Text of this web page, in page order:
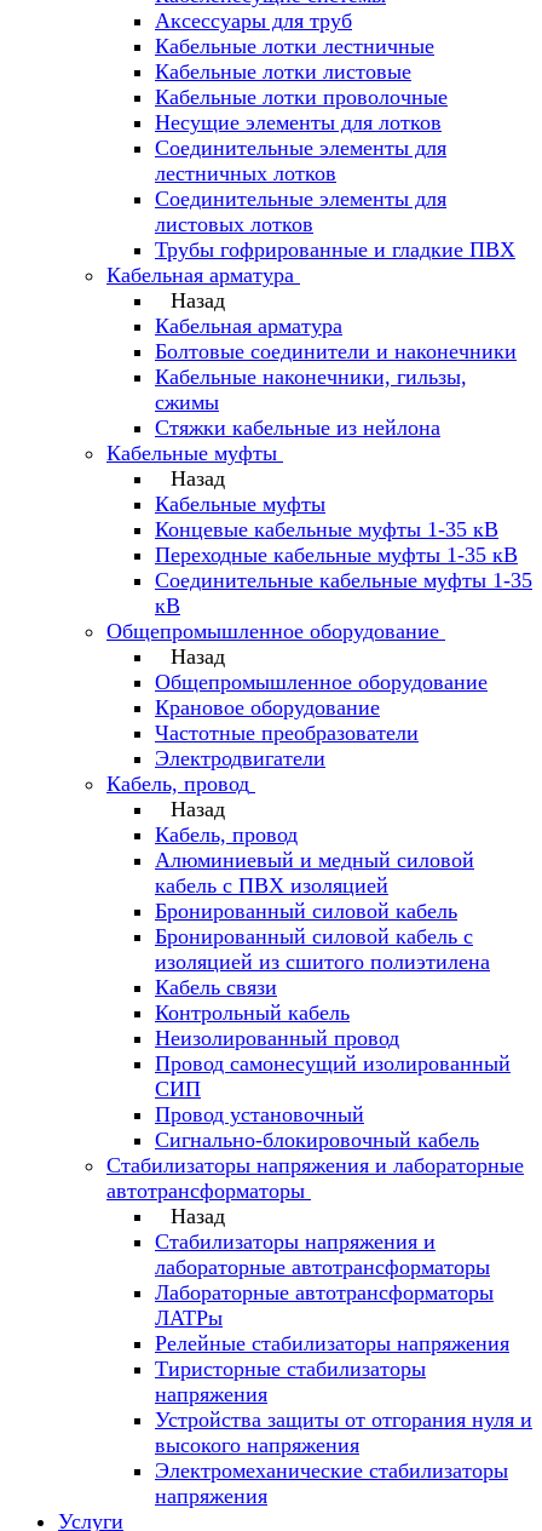
Аксессуары для труб
Кабельные лотки лестничные
Кабельные лотки листовые
Кабельные лотки проволочные
Несущие элементы для лотков
Соединительные элементы для
лестничных лотков
Соединительные элементы для
листовых лотков
Трубы гофрированные и гладкие ПВХ
Кабельная арматура
Назад
Кабельная арматура
Болтовые соединители и наконечники
Кабельные наконечники, гильзы,
сжимы
Стяжки кабельные из нейлона
Кабельные муфты
Назад
Кабельные муфты
Концевые кабельные муфты 1-35 кВ
Переходные кабельные муфты 1-35 кВ
Соединительные кабельные муфты 1-35
кВ
Общепромышленное оборудование
Назад
Общепромышленное оборудование
Крановое оборудование
Частотные преобразователи
Электродвигатели
Кабель, провод
Назад
Кабель, провод
Алюминиевый и медный силовой
кабель с ПВХ изоляцией
Бронированный силовой кабель
Бронированный силовой кабель с
изоляцией из сшитого полиэтилена
Кабель связи
Контрольный кабель
Неизолированный провод
Провод самонесущий изолированный
СИП
Провод установочный
Сигнально-блокировочный кабель
Стабилизаторы напряжения и лабораторные
автотрансформаторы
Назад
Стабилизаторы напряжения и
лабораторные автотрансформаторы
Лабораторные автотрансформаторы
ЛАТРы
Релейные стабилизаторы напряжения
Тиристорные стабилизаторы
напряжения
Устройства защиты от отгорания нуля и
высокого напряжения
Электромеханические стабилизаторы
напряжения
Услуги